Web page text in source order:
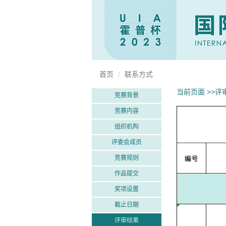
首页 联系方式
竞赛背景
竞赛内容
组织机构
评委会成员
竞赛规则
作品提交
奖项设置
截止日期
评审结果
当前页面 >>评